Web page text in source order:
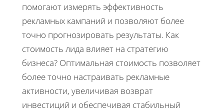
помогают измерять эффективность
рекламных кампаний и позволяют более
точно прогнозировать результаты. Как
стоимость лида влияет на стратегию
бизнеса? Оптимальная стоимость позволяет
более точно настраивать рекламные
активности, увеличивая возврат
инвестиций и обеспечивая стабильный